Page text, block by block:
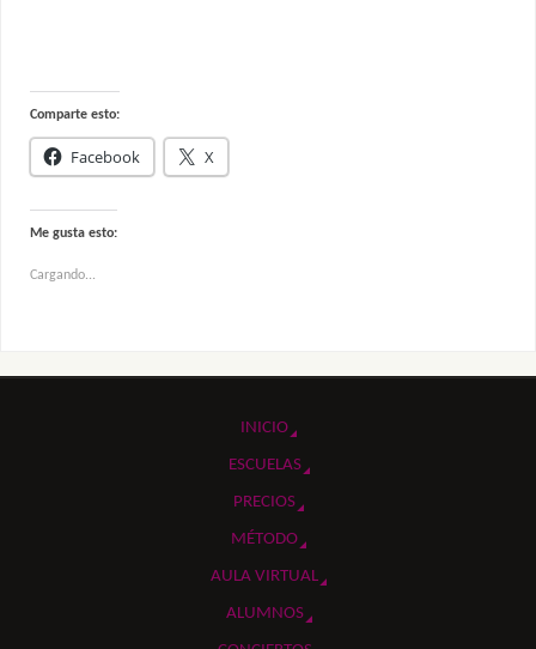
Comparte esto:
Facebook X
Me gusta esto:
Cargando...
INICIO
ESCUELAS
PRECIOS
MÉTODO
AULA VIRTUAL
ALUMNOS